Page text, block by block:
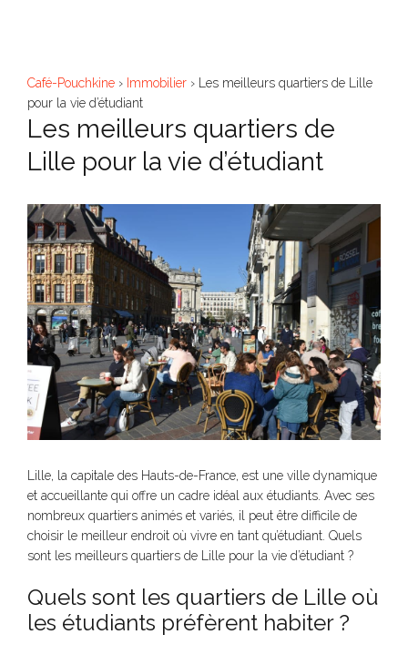
Café-Pouchkine › Immobilier ›
Les meilleurs quartiers de Lille
pour la vie d’étudiant
Les meilleurs quartiers de
Lille pour la vie d’étudiant
Lille, la capitale des Hauts-de-France, est une ville dynamique
et accueillante qui offre un cadre idéal aux étudiants. Avec ses
nombreux quartiers animés et variés, il peut être difficile de
choisir le meilleur endroit où vivre en tant qu’étudiant. Quels
sont les meilleurs quartiers de Lille pour la vie d’étudiant ?
Quels sont les quartiers de Lille où
les étudiants préfèrent habiter ?